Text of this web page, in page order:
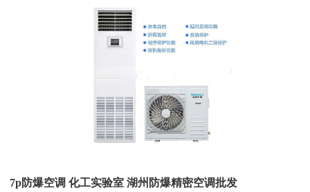
7p防爆空调 化工实验室 湖州防爆精密空调批发